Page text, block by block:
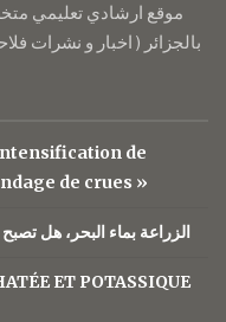
موقع ارشادي تعليمي
بالجزائر ( اخبار و نشرات
de
de crues »
الزراعة بماء البحر، هل
ET POTASSIQUE